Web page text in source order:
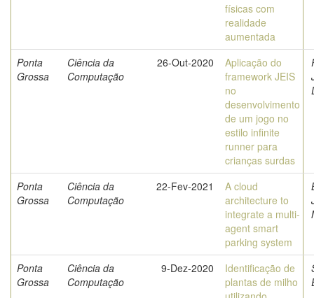
físicas com
realidade
aumentada
Ponta
Grossa
Ciência da
Computação
26-Out-2020
Aplicação do
framework JEIS
no
desenvolvimento
de um jogo no
estilo infinite
runner para
crianças surdas
Ponta
Grossa
Ciência da
Computação
22-Fev-2021
A cloud
architecture to
integrate a multi-
agent smart
parking system
Ponta
Grossa
Ciência da
Computação
9-Dez-2020
Identificação de
plantas de milho